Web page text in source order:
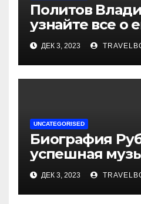
Политов
узнайте все о
биографии,
впечатляющих
достижениях!
ДЕК 3, 2023
UNCATEGORISED
Биография
успешная
карьера,
знаковые
ДЕК 3, 2023